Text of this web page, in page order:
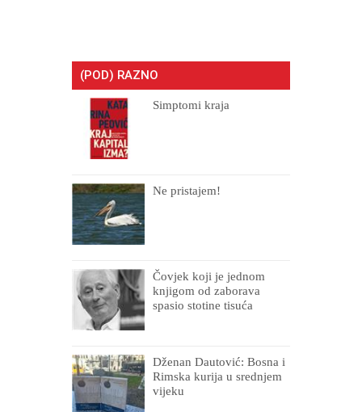
(POD) RAZNO
Simptomi kraja
Ne pristajem!
Čovjek koji je jednom
knjigom od zaborava
spasio stotine tisuća
Dženan Dautović: Bosna i
Rimska kurija u srednjem
vijeku